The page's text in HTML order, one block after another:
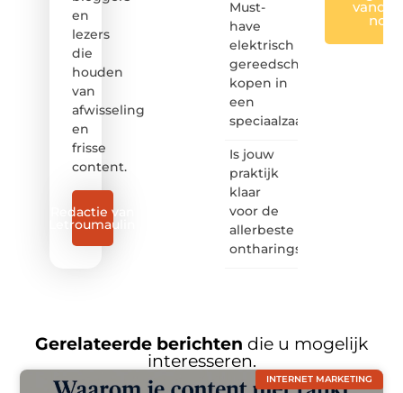
en
lezers
die
houden
van
afwisseling
en
frisse
content.
Redactie van
Letroumaulin
Must-
have
elektrisch
gereedschap
kopen in
een
speciaalzaak
Is jouw
praktijk
klaar
voor de
allerbeste
ontharingslaser?
nog
Gerelateerde berichten die u mogelijk
interesseren.
INTERNET MARKETING